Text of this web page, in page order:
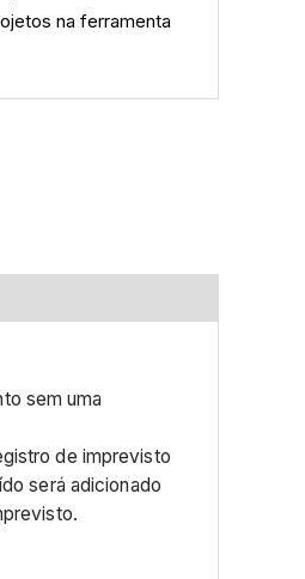
na ferramenta
sem uma
de imprevisto
será adicionado